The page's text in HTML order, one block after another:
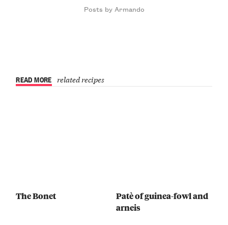
Posts by Armando
READ MORE related recipes
The Bonet
Patè of guinea-fowl and
arneis